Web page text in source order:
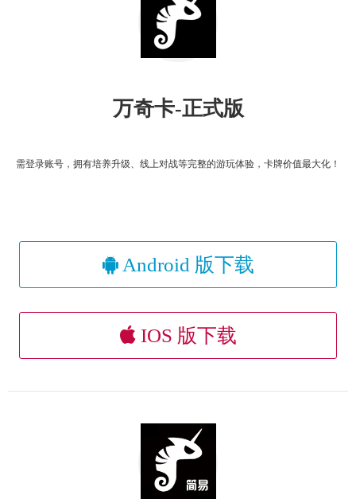
万奇卡-正式版
需登录账号，拥有培养升级、线上对战等完整的游玩体验，卡牌价值最大化！
Android 版下载
IOS 版下载